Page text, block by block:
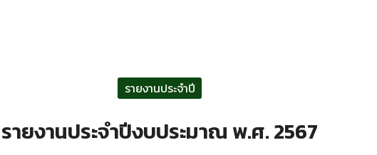
รายงานประจำปี
รายงานประจำปีงบประมาณ พ.ศ. 2567